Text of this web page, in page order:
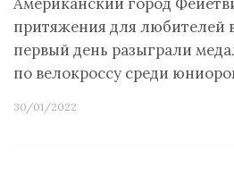
притяжения для любителей
первый день разыграли
по велокроссу среди
30/01/2022